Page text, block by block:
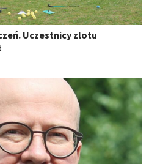
Uczestnicy zlotu